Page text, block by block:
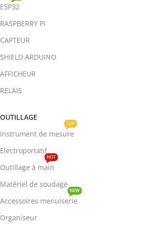
ESP32
RASPBERRY PI
CAPTEUR
SHIELD ARDUINO
AFFICHEUR
RELAIS
OUTILLAGE
Instrument de mesure
TOP
Electroportatif
Outillage à main
HOT
Matériel de soudage
Accessoires menuiserie
NEW
Organiseur